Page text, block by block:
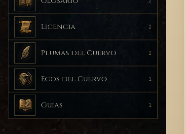
Licencia 2
Plumas del Cuervo 2
Ecos del Cuervo 1
Guias 1